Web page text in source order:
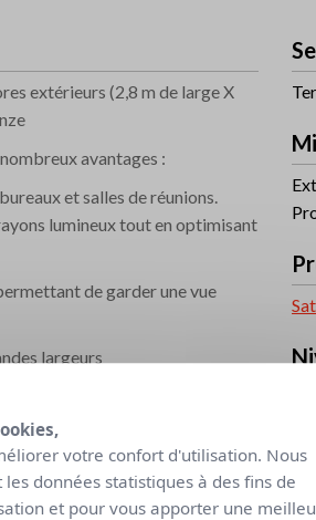
extérieurs (2,8 m de large X
avantages :
et salles de réunions.
lumineux tout en optimisant
de garder une vue
largeurs
votre confort d'utilisation. Nous
données statistiques à des fins de
et pour vous apporter une